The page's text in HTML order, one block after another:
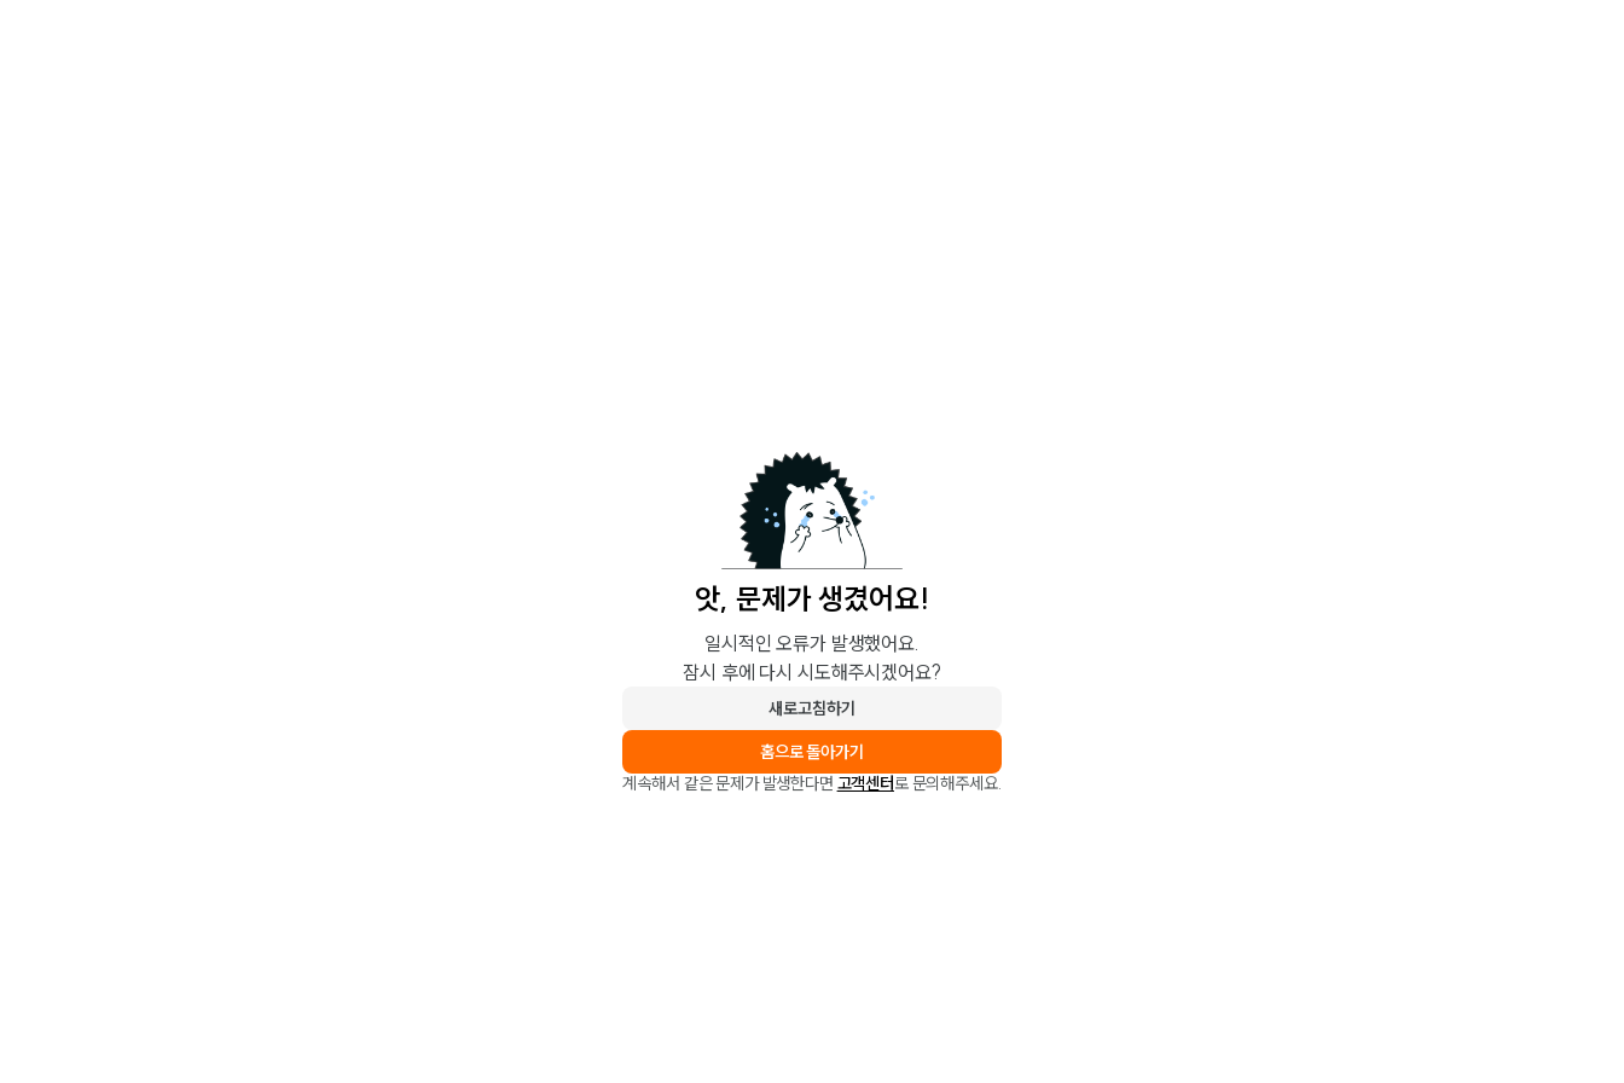
앗, 문제가 생겼어요!
일시적인 오류가 발생했어요.
잠시 후에 다시 시도해주시겠어요?
새로고침하기
홈으로 돌아가기
계속해서 같은 문제가 발생한다면 고객센터로 문의해주세요.